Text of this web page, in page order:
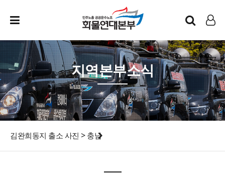
인트라넷
LOG IN
지역본부소식
김완희동지 출소 사진 > 충남